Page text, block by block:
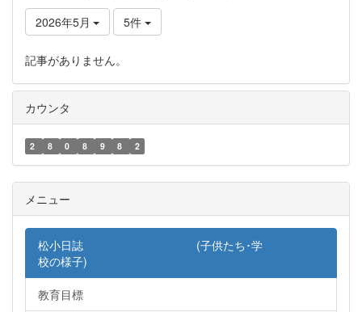
2026年5月 5件
記事がありません。
カウンタ
2 8 0 8 9 8 2
メニュー
松小日誌 (子供たち･学
校の様子)
教育目標